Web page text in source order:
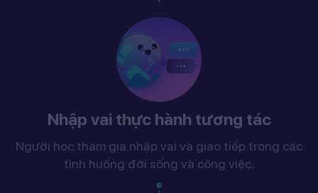
Nhập vai thực hành tương tác
Người học tham gia nhập vai và giao tiếp trong các
tình huống đời sống và công việc.